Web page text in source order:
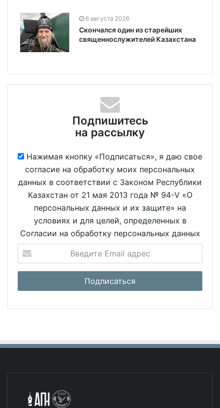
6 августа 2026
Скончался один из старейших
священнослужителей Казахстана
Подпишитесь
на рассылку
Нажимая кнопку «Подписаться», я даю свое
согласие на обработку моих персональных
данных в соответствии с Законом Республики
Казахстан от 21 мая 2013 года № 94-V «О
персональных данных и их защите» на
условиях и для целей, определенных в
Согласии на обработку персональных данных